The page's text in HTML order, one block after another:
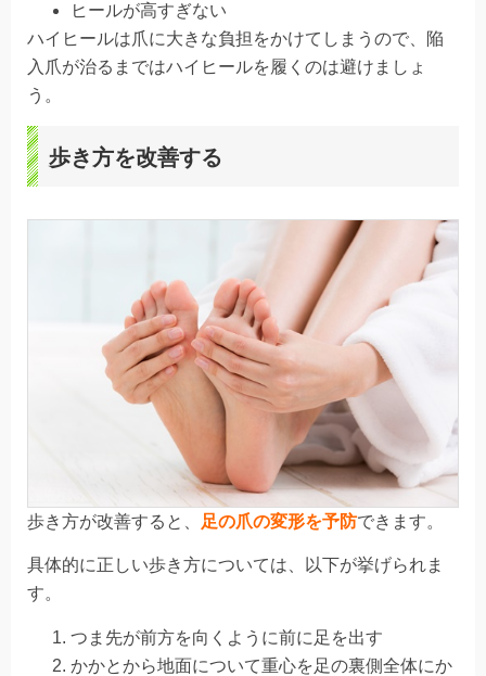
ヒールが高すぎない
ハイヒールは爪に大きな負担をかけてしまうので、陥
入爪が治るまではハイヒールを履くのは避けましょ
う。
歩き方を改善する
歩き方が改善すると、 足の爪の変形を予防できます。
具体的に正しい歩き方については、以下が挙げられま
す。
つま先が前方を向くように前に足を出す
かかとから地面について重心を足の裏側全体にか